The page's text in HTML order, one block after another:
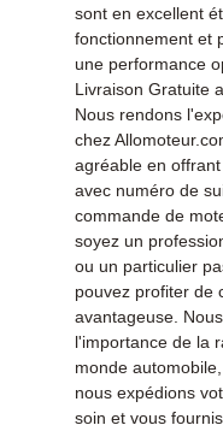
sont en excellent
fonctionnement et
une performance
Livraison Gratuite
Nous rendons
chez
agréable en
avec numéro de
commande de
soyez un
ou un particulier
pouvez profiter de
avantageuse.
l'importance de la
monde
nous expédions
soin et vous